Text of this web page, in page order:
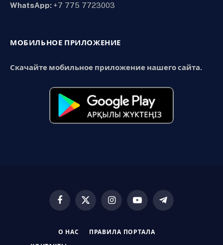
WhatsApp: +7 775 7723003
МОБИЛЬНОЕ ПРИЛОЖЕНИЕ
Скачайте мобильное приложение нашего сайта.
Facebook
X
InstagramYouTubeTelegram
О НАС ПРАВИЛА ПОРТАЛА